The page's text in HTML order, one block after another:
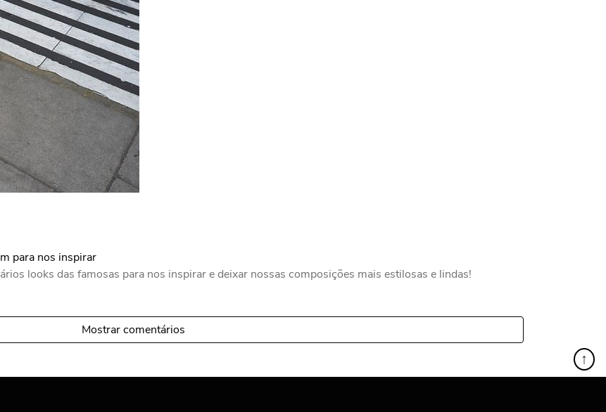
para nos inspirar
looks das famosas para nos inspirar e deixar nossas composições mais estilosas e lindas!
Mostrar comentários
↑